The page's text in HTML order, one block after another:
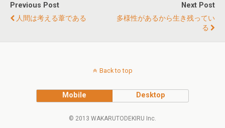
Previous Post
人間は考える葦である
Next Post
多様性があるから生き残ってい
る
Back to top
Mobile Desktop
© 2013 WAKARUTODEKIRU Inc.